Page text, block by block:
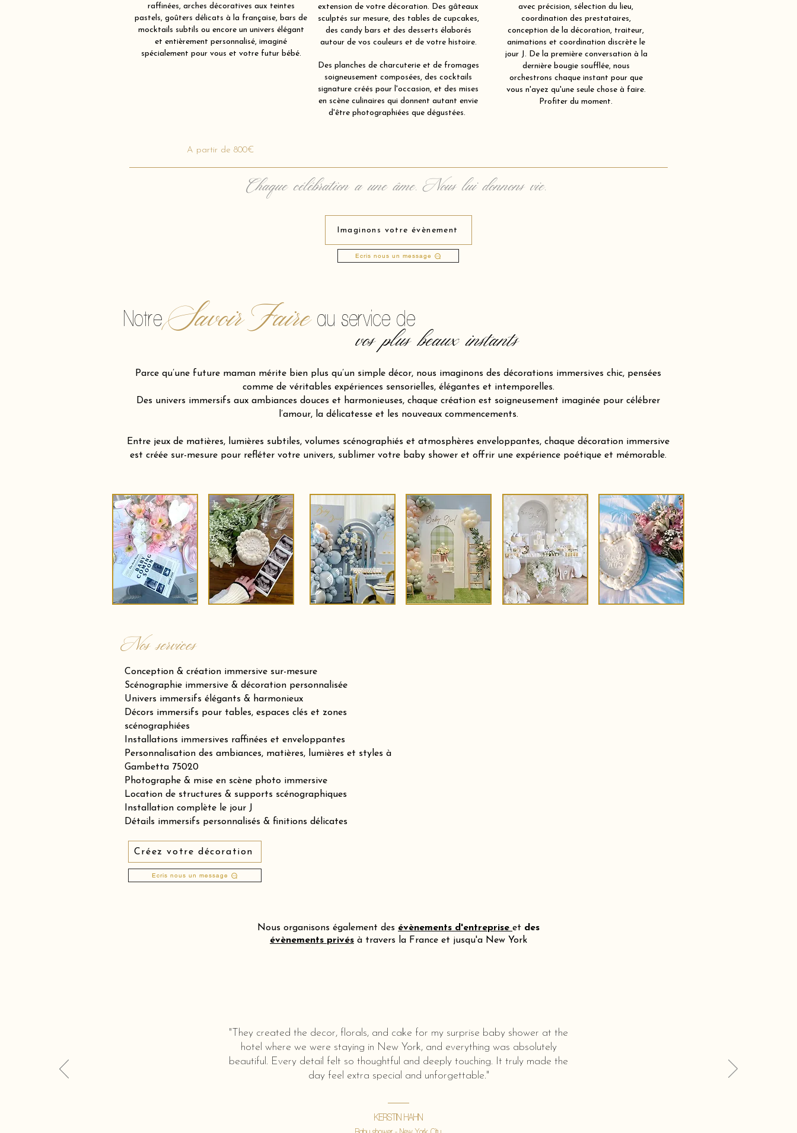
raffinées, arches décoratives aux teintes
pastels, goûters délicats à la française, bars de
mocktails subtils ou encore un univers élégant
et entièrement personnalisé, imaginé
spécialement pour vous et votre futur bébé.
extension de votre décoration. Des gâteaux
sculptés sur mesure, des tables de cupcakes,
des candy bars et des desserts élaborés
autour de vos couleurs et de votre histoire.
Des planches de charcuterie et de fromages
soigneusement composées, des cocktails
signature créés pour l'occasion, et des mises
en scène culinaires qui donnent autant envie
d'être photographiées que dégustées.
avec précision, sélection du lieu,
coordination des prestataires,
conception de la décoration, traiteur,
animations et coordination discrète le
jour J. De la première conversation à la
dernière bougie soufflée, nous
orchestrons chaque instant pour que
vous n'ayez qu'une seule chose à faire.
Profiter du moment.
A partir de 800€
Chaque célébration a une âme. Nous lui donnons vie.
Imaginons votre évènement
Ecris nous un message
Savoir Faire
Notre au service de
vos plus beaux instants
Parce qu’une future maman mérite bien plus qu’un simple décor, nous imaginons des décorations immersives chic, pensées
comme de véritables expériences sensorielles, élégantes et intemporelles.
Des univers immersifs aux ambiances douces et harmonieuses, chaque création est soigneusement imaginée pour célébrer
l’amour, la délicatesse et les nouveaux commencements.
Entre jeux de matières, lumières subtiles, volumes scénographiés et atmosphères enveloppantes, chaque décoration immersive
est créée sur-mesure pour refléter votre univers, sublimer votre baby shower et offrir une expérience poétique et mémorable.
Nos services
Conception & création immersive sur-mesure
Scénographie immersive & décoration personnalisée
Univers immersifs élégants & harmonieux
Décors immersifs pour tables, espaces clés et zones
scénographiées
Installations immersives raffinées et enveloppantes
Personnalisation des ambiances, matières, lumières et styles à
Gambetta 75020
Photographe & mise en scène photo immersive
Location de structures & supports scénographiques
Installation complète le jour J
Détails immersifs personnalisés & finitions délicates
Créez votre décoration
Ecris nous un message
Nous organisons également des évènements d'entreprise et des
évènements privés à travers la France et jusqu'a New York
"They created the decor, florals, and cake for my surprise baby shower at the
hotel where we were staying in New York, and everything was absolutely
beautiful. Every detail felt so thoughtful and deeply touching. It truly made the
day feel extra special and unforgettable."
KERSTIN HAHN